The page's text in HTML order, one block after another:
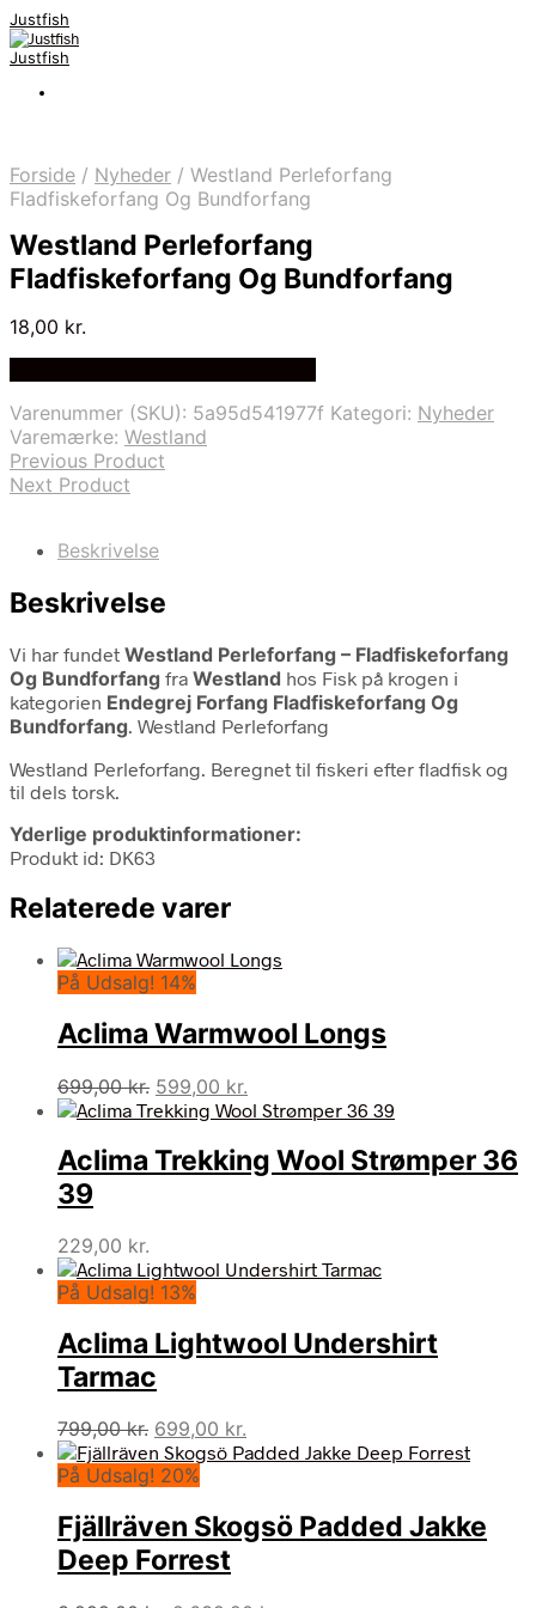
Justfish
Justfish
Forside / Nyheder / Westland Perleforfang
Fladfiskeforfang Og Bundforfang
Westland Perleforfang
Fladfiskeforfang Og Bundforfang
18,00 kr.
Varenummer (SKU): 5a95d541977f Kategori: Nyheder
Varemærke: Westland
Previous Product
Next Product
Beskrivelse
Beskrivelse
Vi har fundet Westland Perleforfang – Fladfiskeforfang
Og Bundforfang fra Westland hos Fisk på krogen i
kategorien Endegrej Forfang Fladfiskeforfang Og
Bundforfang. Westland Perleforfang
Westland Perleforfang. Beregnet til fiskeri efter fladfisk og
til dels torsk.
Yderlige produktinformationer:
Produkt id: DK63
Relaterede varer
På Udsalg! 14%
Aclima Warmwool Longs
699,00kr. Den
oprindelige
var:
699,00 kr..
599,00 kr.
aktuelle
er:
599,00 kr..
Aclima Trekking Wool Strømper 36
39
229,00 kr.
På Udsalg! 13%
Aclima Lightwool Undershirt
Tarmac
799,00kr. Den
oprindelige
pris
799,00 kr..
699,00 kr.
aktuelle
699,00 kr..
På Udsalg! 20%
Fjällräven Skogsö Padded Jakke
Deep Forrest